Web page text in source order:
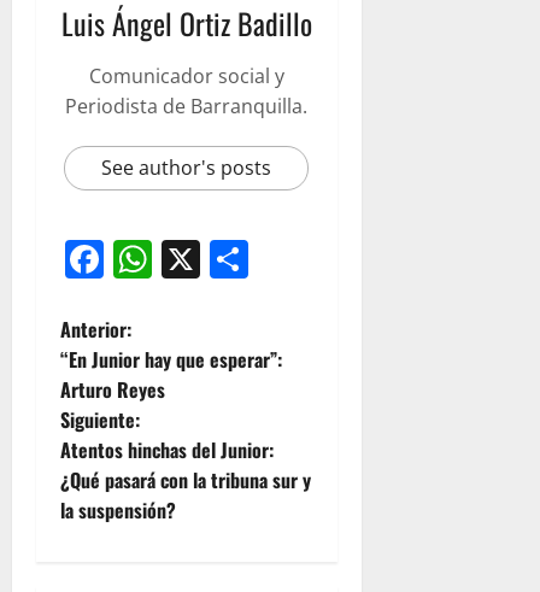
Luis Ángel Ortiz Badillo
Comunicador social y
Periodista de Barranquilla.
See author's posts
Facebook
WhatsApp
X
Anterior:
“En Junior hay que esperar”:
Arturo Reyes
Siguiente:
Atentos hinchas del Junior:
¿Qué pasará con la tribuna sur y
la suspensión?